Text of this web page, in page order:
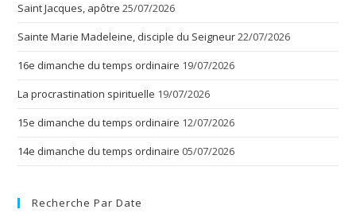
Saint Jacques, apôtre 25/07/2026
Sainte Marie Madeleine, disciple du Seigneur22/07/2026
16e dimanche du temps ordinaire 19/07/2026
La procrastination spirituelle 19/07/2026
15e dimanche du temps ordinaire 12/07/2026
14e dimanche du temps ordinaire 05/07/2026
Recherche Par Date